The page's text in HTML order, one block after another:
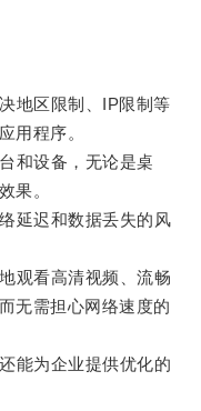
区限制、IP限制等
用程序。
设备，无论是桌
果。
迟和数据丢失的风
看高清视频、流畅
无需担心网络速度的
为企业提供优化的